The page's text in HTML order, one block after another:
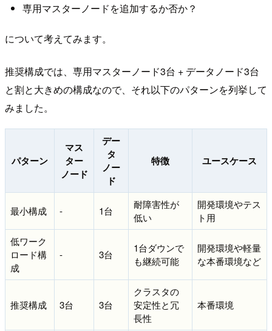
専用マスターノードを追加するか否か？
について考えてみます。
推奨構成では、専用マスターノード3台 + データノード3台
と割と大きめの構成なので、それ以下のパターンを列挙して
みました。
パターン
マス
ター
ノード
デー
タ
ノー
ド
特徴 ユースケース
最小構成 - 1台
耐障害性が
低い
開発環境やテス
ト用
低ワーク
ロード構
成
- 3台
1台ダウンで
も継続可能
開発環境や軽量
な本番環境など
推奨構成 3台 3台
クラスタの
安定性と冗
長性
本番環境